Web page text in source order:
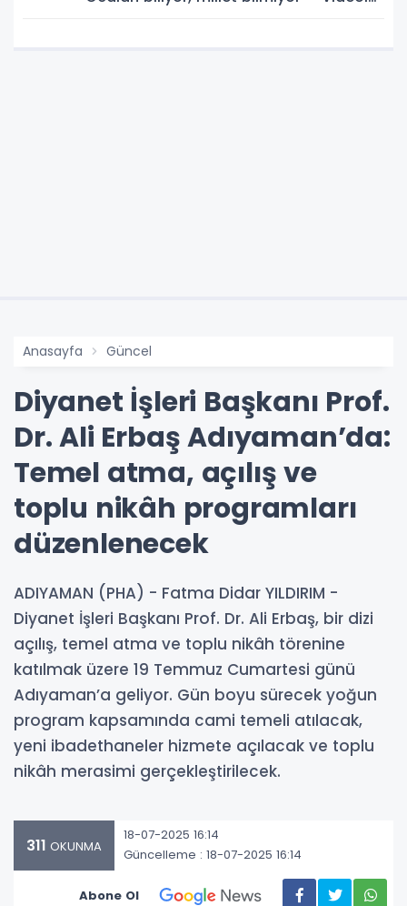
Anasayfa Güncel
Diyanet İşleri Başkanı Prof.
Dr. Ali Erbaş Adıyaman’da:
Temel atma, açılış ve
toplu nikâh programları
düzenlenecek
ADIYAMAN (PHA) - Fatma Didar YILDIRIM -
Diyanet İşleri Başkanı Prof. Dr. Ali Erbaş, bir dizi
açılış, temel atma ve toplu nikâh törenine
katılmak üzere 19 Temmuz Cumartesi günü
Adıyaman’a geliyor. Gün boyu sürecek yoğun
program kapsamında cami temeli atılacak,
yeni ibadethaneler hizmete açılacak ve toplu
nikâh merasimi gerçekleştirilecek.
311 OKUNMA
18-07-2025 16:14
Güncelleme : 18-07-2025 16:14
Abone Ol